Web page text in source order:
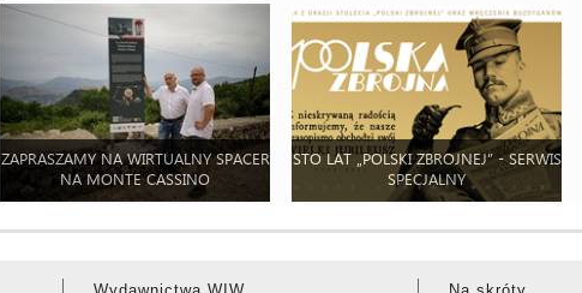
ZAPRASZAMY NA WIRTUALNY SPACER
NA MONTE CASSINO
STO LAT „POLSKI ZBROJNEJ” - SERWIS
SPECJALNY